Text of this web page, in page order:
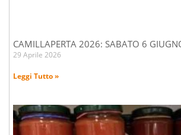
CAMILLAPERTA 2026: SABATO 6
29 Aprile 2026
Leggi Tutto »